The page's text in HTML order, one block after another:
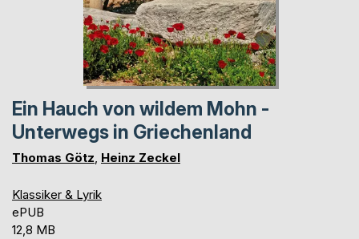
Ein Hauch von wildem Mohn -
Unterwegs in Griechenland
Thomas Götz, Heinz Zeckel
Klassiker & Lyrik
ePUB
12,8 MB